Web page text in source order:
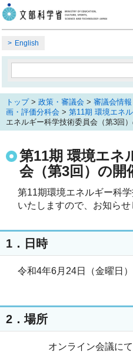
English
トップ> 政策・審議会 > 審議会情報
画・評価分科会 > 第11期 環境エネ
エネルギー科学技術委員会（第3回
第11期 環境エネ
会（第3回）の開
第11期環境エネルギー科
いたしますので、お知らせ
1．日時
令和4年6月24日（金曜日
2．場所
オンライン会議にて